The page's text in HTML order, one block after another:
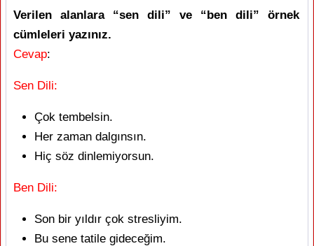
Verilen alanlara “sen dili” ve “ben dili” örnek
cümleleri yazınız.
Cevap:
Sen Dili:
Çok tembelsin.
Her zaman dalgınsın.
Hiç söz dinlemiyorsun.
Ben Dili:
Son bir yıldır çok stresliyim.
Bu sene tatile gideceğim.